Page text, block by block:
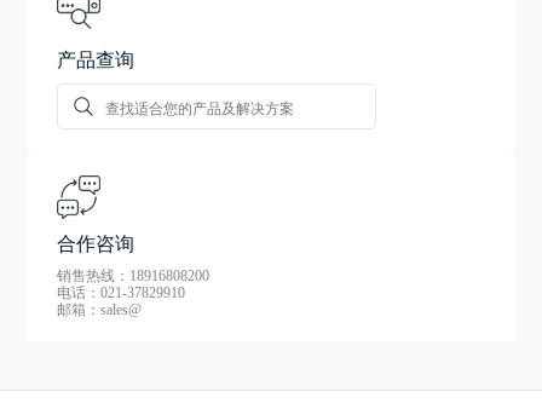
产品查询
合作咨询
销售热线：18916808200
电话：021-37829910
邮箱：sales@